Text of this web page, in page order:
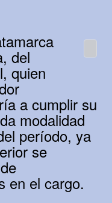
del
quien
a cumplir su
modalidad
período, ya
se
en el cargo.